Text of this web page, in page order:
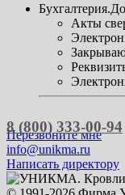
Акты
8 (800) 333-00-94
Перезвоните мне
info@unikma.ru
Написать директору